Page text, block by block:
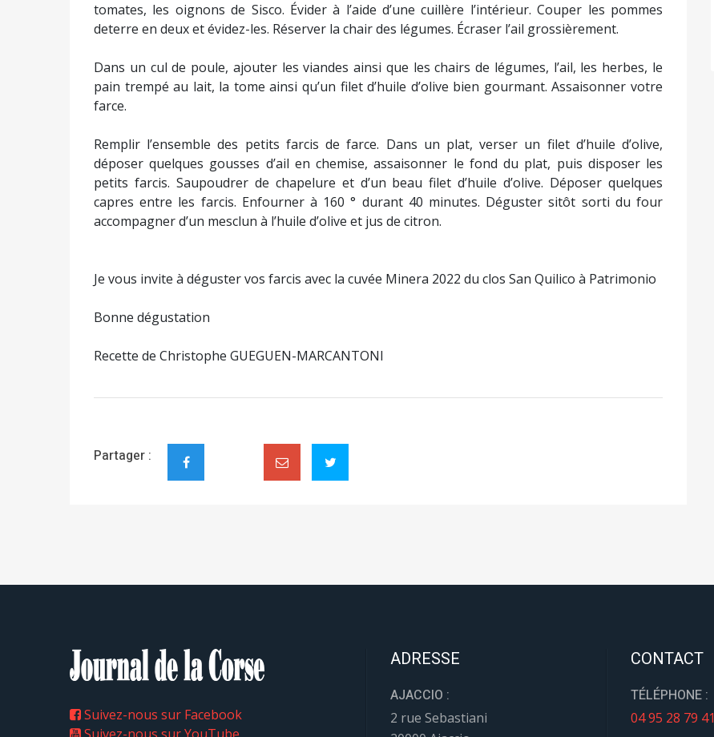
tomates, les oignons de Sisco. Évider à l’aide d’une cuillère l’intérieur. Couper les pommes
deterre en deux et évidez-les. Réserver la chair des légumes. Écraser l’ail grossièrement.
Dans un cul de poule, ajouter les viandes ainsi que les chairs de légumes, l’ail, les herbes, le
pain trempé au lait, la tome ainsi qu’un filet d’huile d’olive bien gourmant. Assaisonner votre
farce.
Remplir l’ensemble des petits farcis de farce. Dans un plat, verser un filet d’huile d’olive,
déposer quelques gousses d’ail en chemise, assaisonner le fond du plat, puis disposer les
petits farcis. Saupoudrer de chapelure et d’un beau filet d’huile d’olive. Déposer quelques
capres entre les farcis. Enfourner à 160 ° durant 40 minutes. Déguster sitôt sorti du four
accompagner d’un mesclun à l’huile d’olive et jus de citron.
Je vous invite à déguster vos farcis avec la cuvée Minera 2022 du clos San Quilico à Patrimonio
Bonne dégustation
Recette de Christophe GUEGUEN-MARCANTONI
Partager :
Suivez-nous sur Facebook
ADRESSE
AJACCIO :
2 rue Sebastiani
CONTACT
TÉLÉPHONE :
04 95 28 79 41